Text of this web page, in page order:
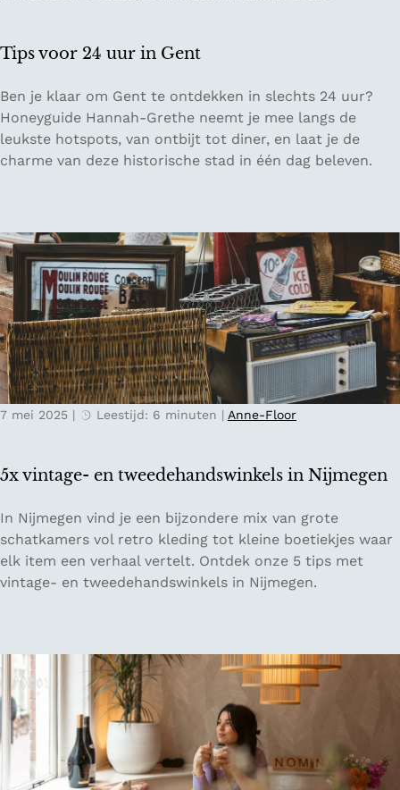
P
a
r
i
Tips voor 24 uur in Gent
T
i
p
s
r
2
4
u
u
r
i
n
G
t
Ben je klaar om Gent te ontdekken in slechts 24 uur?
Honeyguide Hannah-Grethe neemt je mee langs de
leukste hotspots, van ontbijt tot diner, en laat je de
charme van deze historische stad in één dag beleven.
5x vintage- en tweedehandswinkels in Nijmegen
7 mei 2025 | Leestijd: 6 minuten | Anne-Floor
5
x
v
i
g
In Nijmegen vind je een bijzondere mix van grote
schatkamers vol retro kleding tot kleine boetiekjes waar
elk item een verhaal vertelt. Ontdek onze 5 tips met
vintage- en tweedehandswinkels in Nijmegen.